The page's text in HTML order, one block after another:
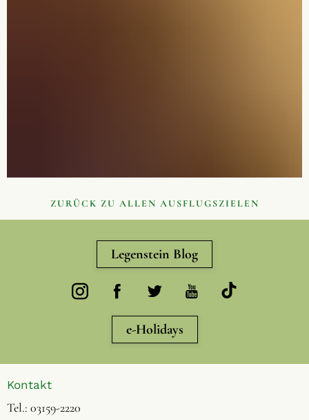
ZURÜCK ZU ALLEN AUSFLUGSZIELEN
Legenstein Blog
e-Holidays
Kontakt
Tel.: 03159-2220